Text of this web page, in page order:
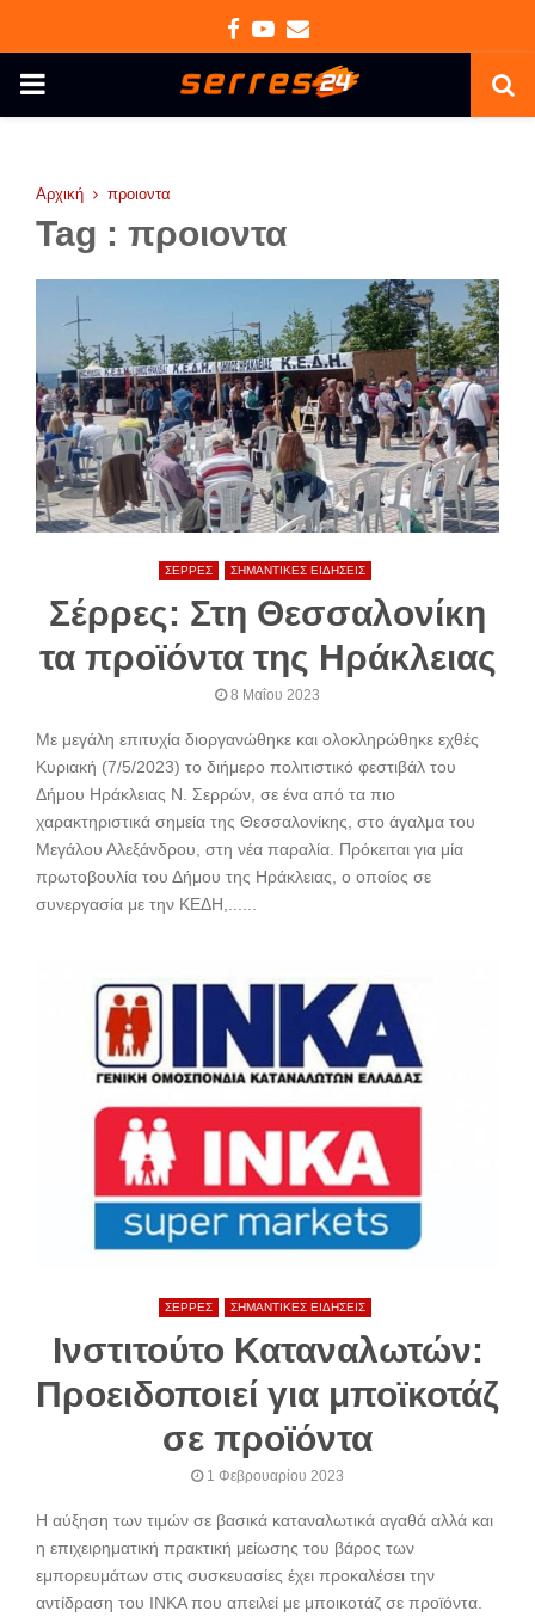
Facebook
Youtube
Email
PRIMARY
Αρχική προιοντα
Tag : προιοντα
ΣΕΡΡΕΣ ΣΗΜΑΝΤΙΚΕΣ ΕΙΔΗΣΕΙΣ
Σέρρες: Στη Θεσσαλονίκη
τα προϊόντα της Ηράκλειας
8 Μαΐου 2023
Με μεγάλη επιτυχία διοργανώθηκε και ολοκληρώθηκε εχθές
Κυριακή (7/5/2023) το διήμερο πολιτιστικό φεστιβάλ του
Δήμου Ηράκλειας Ν. Σερρών, σε ένα από τα πιο
χαρακτηριστικά σημεία της Θεσσαλονίκης, στο άγαλμα του
Μεγάλου Αλεξάνδρου, στη νέα παραλία. Πρόκειται για μία
πρωτοβουλία του Δήμου της Ηράκλειας, ο οποίος σε
συνεργασία με την ΚΕΔΗ,......
ΣΕΡΡΕΣ ΣΗΜΑΝΤΙΚΕΣ ΕΙΔΗΣΕΙΣ
Ινστιτούτο Καταναλωτών:
Προειδοποιεί για μποϊκοτάζ
σε προϊόντα
1 Φεβρουαρίου 2023
Η αύξηση των τιμών σε βασικά καταναλωτικά αγαθά αλλά και
η επιχειρηματική πρακτική μείωσης του βάρος των
εμπορευμάτων στις συσκευασίες έχει προκαλέσει την
αντίδραση του ΙΝΚΑ που απειλεί με μποικοτάζ σε προϊόντα.